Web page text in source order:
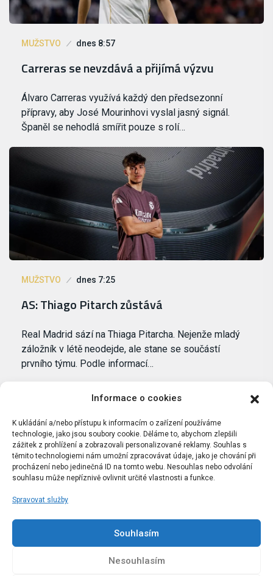
Informace o cookies
K ukládání a/nebo přístupu k informacím o zařízení používáme
technologie, jako jsou soubory cookie. Děláme to, abychom zlepšili
zážitek z prohlížení a zobrazovali personalizované reklamy. Souhlas s
těmito technologiemi nám umožní zpracovávat údaje, jako je chování při
procházení nebo jedinečná ID na tomto webu. Nesouhlas nebo odvolání
souhlasu může nepříznivě ovlivnit určité vlastnosti a funkce.
Spravovat služby
Souhlasím
Nesouhlasím
MUŽSTVO dnes 8:57
Carreras se nevzdává a přijímá výzvu
Álvaro Carreras využívá každý den předsezonní
přípravy, aby José Mourinhovi vyslal jasný signál.
Španěl se nehodlá smířit pouze s rolí…
MUŽSTVO dnes 7:25
AS: Thiago Pitarch zůstává
Real Madrid sází na Thiaga Pitarcha. Nejenže mladý
záložník v létě neodejde, ale stane se součástí
prvního týmu. Podle informací…